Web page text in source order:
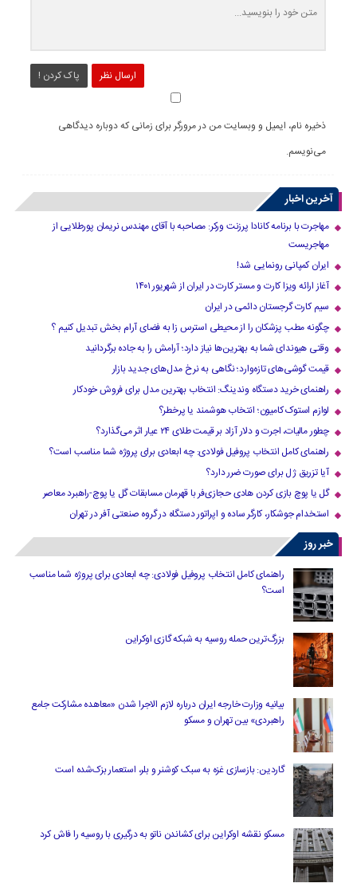
ارسال نظر پاک کردن !
ذخیره نام، ایمیل و وبسایت من در مرورگر برای زمانی که دوباره دیدگاهی
می‌نویسم.
آخرین اخبار
مهاجرت با برنامه کانادا پرزنت ورکر: مصاحبه با آقای مهندس نریمان پورطلایی از
مهاجریست
ایران کمپانی رونمایی شد!
آغاز ارائه ویزا کارت و مستر کارت در ایران از شهریور ۱۴۰۱
سیم کارت گرجستان دائمی در ایران
چگونه مطب پزشکان را از محیطی استرس زا به فضای آرام بخش تبدیل کنیم ؟
وقتی هیوندای شما به بهترین‌ها نیاز دارد؛ آرامش را به جاده برگردانید
قیمت گوشی‌های تازه‌وارد؛ نگاهی به نرخ مدل‌های جدید بازار
راهنمای خرید دستگاه وندینگ: انتخاب بهترین مدل برای فروش خودکار
لوازم استوک کامیون؛ انتخاب هوشمند یا پرخطر؟
چطور مالیات، اجرت و دلار آزاد بر قیمت طلای ۲۴ عیار اثر می‌گذارد؟
راهنمای کامل انتخاب پروفیل فولادی: چه ابعادی برای پروژه شما مناسب است؟
آیا تزریق ژل برای صورت ضرر دارد​؟
گل یا پوچ بازی کردن هادی حجازی‌فر با قهرمان مسابقات گل یا پوچ-راهبرد معاصر
استخدام جوشکار، کارگر ساده و اپراتور دستگاه در گروه صنعتی آفر در تهران
خبر روز
راهنمای کامل انتخاب پروفیل فولادی: چه ابعادی برای پروژه شما مناسب
است؟
بزرگ‌ترین حمله روسیه به شبکه گازی اوکراین
بیانیه وزارت خارجه ایران درباره لازم‌ الاجرا شدن «معاهده مشارکت جامع
راهبردی» بین تهران و مسکو
گاردین: بازسازی غزه به سبک کوشنر و بلر، استعمار بزک‌شده است
مسکو نقشه اوکراین برای کشاندن ناتو به درگیری با روسیه را فاش کرد